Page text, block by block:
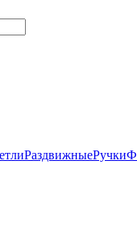
РаздвижныеРучки